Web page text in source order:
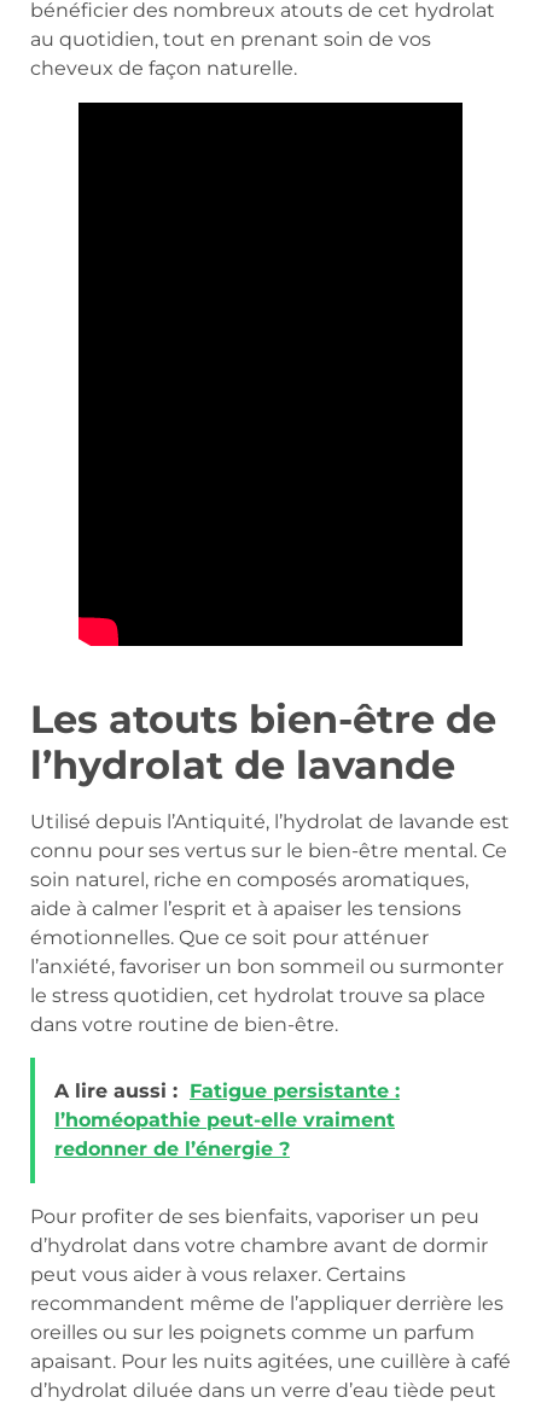
bénéficier des nombreux atouts de cet hydrolat
au quotidien, tout en prenant soin de vos
cheveux de façon naturelle.
Les atouts bien-être de
l’hydrolat de lavande
Utilisé depuis l’Antiquité, l’hydrolat de lavande est
connu pour ses vertus sur le bien-être mental. Ce
soin naturel, riche en composés aromatiques,
aide à calmer l’esprit et à apaiser les tensions
émotionnelles. Que ce soit pour atténuer
l’anxiété, favoriser un bon sommeil ou surmonter
le stress quotidien, cet hydrolat trouve sa place
dans votre routine de bien-être.
A lire aussi : Fatigue persistante :
l’homéopathie peut-elle vraiment
redonner de l’énergie ?
Pour profiter de ses bienfaits, vaporiser un peu
d’hydrolat dans votre chambre avant de dormir
peut vous aider à vous relaxer. Certains
recommandent même de l’appliquer derrière les
oreilles ou sur les poignets comme un parfum
apaisant. Pour les nuits agitées, une cuillère à café
d’hydrolat diluée dans un verre d’eau tiède peut